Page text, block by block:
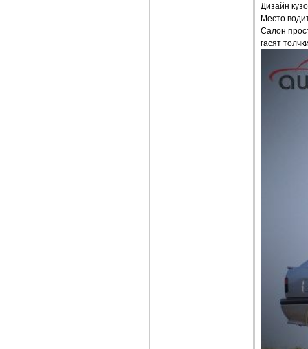
Дизайн
Место
Салон
гасят